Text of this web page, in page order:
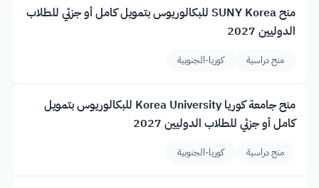
منح SUNY Korea للبكالوريوس بتمويل كامل أو جزئي للطلاب
الدوليين 2027
منح دراسية كوريا-الجنوبية
منح جامعة كوريا Korea University للبكالوريوس بتمويل
كامل أو جزئي للطلاب الدوليين 2027
منح دراسية كوريا-الجنوبية